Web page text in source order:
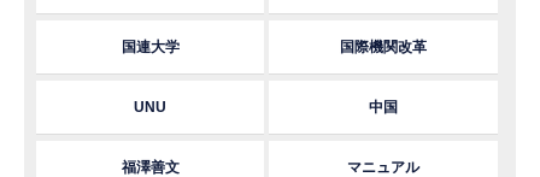
国連大学 国際機関改革
UNU 中国
福澤善文 マニュアル